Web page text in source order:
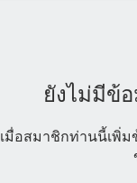
ยังไม่มีข้
เมื่อสมาชิกท่านนี้เพิ่ม